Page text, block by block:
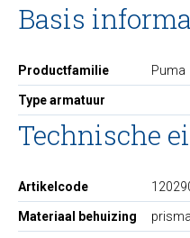
Basis
Productfamilie Puma
Type armatuur
Technische
Artikelcode
Materiaal behuizing